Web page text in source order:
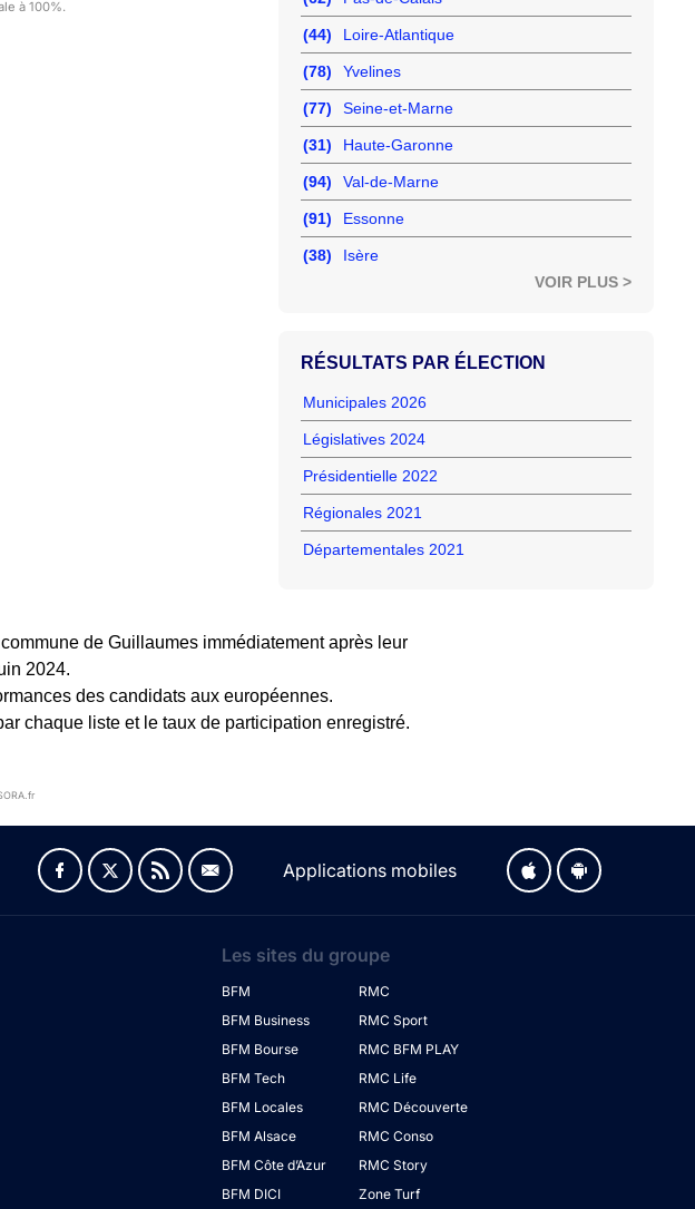
à 100%.
(44) Loire-Atlantique
(78) Yvelines
(77) Seine-et-Marne
(31) Haute-Garonne
(94) Val-de-Marne
(91) Essonne
(38)
Isère
VOIR PLUS >
RÉSULTATS PAR ÉLECTION
Municipales 2026
Législatives 2024
Présidentielle 2022
Régionales 2021
Départementales 2021
de Guillaumes immédiatement après leur
2024.
des candidats aux européennes.
chaque liste et le taux de participation enregistré.
Applications mobiles
Les sites du groupe
BFM
BFM Business
BFM Bourse
BFM Tech
BFM Locales
BFM Alsace
BFM Côte d’Azur
BFM DICI
RMC
RMC Sport
RMC BFM PLAY
RMC Life
RMC Découverte
RMC Conso
RMC Story
Zone Turf